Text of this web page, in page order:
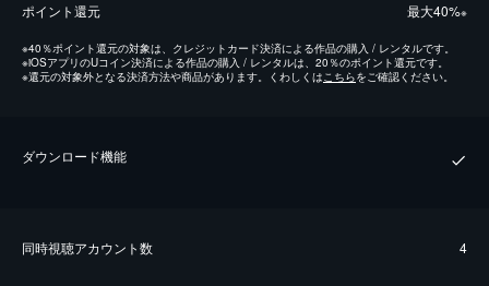
ポイント還元 最⼤40%※
※40％ポイント還元の対象は、クレジットカード決済による作品の購入 / レンタルです。
※iOSアプリのUコイン決済による作品の購入 / レンタルは、20％のポイント還元です。
※還元の対象外となる決済方法や商品があります。くわしくはこちらをご確認ください。
ダウンロード機能
同時視聴アカウント数 4